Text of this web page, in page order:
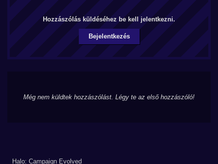
Hozzászólás küldéséhez be kell jelentkezni.
Bejelentkezés
Még nem küldtek hozzászólást. Légy te az első hozzászóló!
Halo: Campaign Evolved